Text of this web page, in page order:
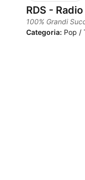
RDS -
100% Grandi
Categoria: Pop /